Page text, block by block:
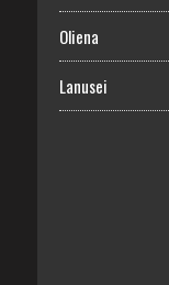
Oliena
Lanusei